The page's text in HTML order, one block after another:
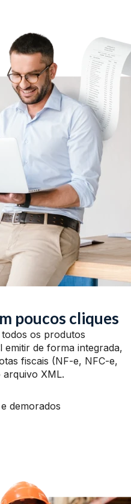
poucos cliques
os produtos
emitir de forma integrada,
fiscais (NF-e, NFC-e,
XML.
demorados